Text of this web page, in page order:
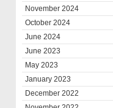
November 2024
October 2024
June 2024
June 2023
May 2023
January 2023
December 2022